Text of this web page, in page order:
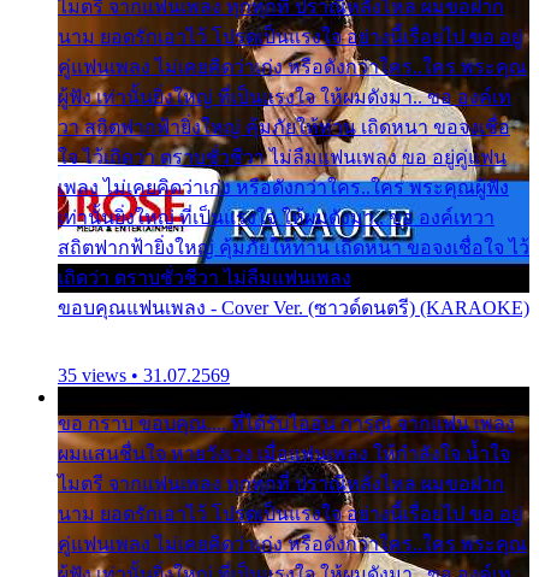
ไมตรี จากแฟนเพลง ทุกทุกที่ ปราณีหลั่งไหล ผมขอฝาก
นาม ยอดรักเอาไว้ โปรดเป็นแรงใจ อย่างนี้เรื่อยไป ขอ อยู่
คู่แฟนเพลง ไม่เคยคิดว่าเก่ง หรือดังกว่าใคร..ใคร พระคุณ
ผู้ฟัง เท่านั้นยิ่งใหญ่ ที่เป็นแรงใจ ให้ผมดังมา.. ขอ องค์เท
วา สถิตฟากฟ้ายิ่งใหญ่ คุ้มภัยให้ท่าน เถิดหนา ขอจงเชื่อ
ใจ ไว้เถิดว่า ตราบชั่วชีวา ไม่ลืมแฟนเพลง ขอ อยู่คู่แฟน
เพลง ไม่เคยคิดว่าเก่ง หรือดังกว่าใคร..ใคร พระคุณผู้ฟัง
เท่านั้นยิ่งใหญ่ ที่เป็นแรงใจ ให้ผมดังมา.. ขอ องค์เทวา
สถิตฟากฟ้ายิ่งใหญ่ คุ้มภัยให้ท่าน เถิดหนา ขอจงเชื่อใจ ไว้
เถิดว่า ตราบชั่วชีวา ไม่ลืมแฟนเพลง
ขอบคุณแฟนเพลง - Cover Ver. (ซาวด์ดนตรี) (KARAOKE)
35 views • 31.07.2569
ขอ กราบ ขอบคุณ.... ที่ได้รับไออุ่น การุณ จากแฟน เพลง
ผมแสนชื่นใจ หายวังเวง เมื่อแฟนเพลง ให้กำลังใจ น้ำใจ
ไมตรี จากแฟนเพลง ทุกทุกที่ ปราณีหลั่งไหล ผมขอฝาก
นาม ยอดรักเอาไว้ โปรดเป็นแรงใจ อย่างนี้เรื่อยไป ขอ อยู่
คู่แฟนเพลง ไม่เคยคิดว่าเก่ง หรือดังกว่าใคร..ใคร พระคุณ